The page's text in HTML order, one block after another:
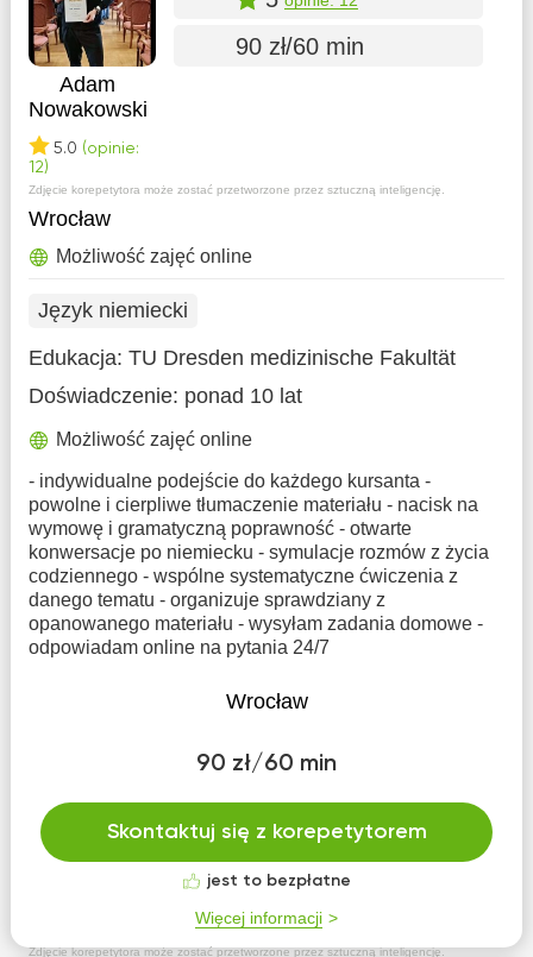
Adam
Nowakowski
5.0 (opinie:
12)
90 zł/60 min
Zdjęcie korepetytora może zostać przetworzone przez sztuczną inteligencję.
Zdjęcie korepetytora może zostać przetworzone przez sztuczną inteligencję.
Wrocław
Możliwość zajęć online
Język niemiecki
Edukacja: TU Dresden medizinische Fakultät
Doświadczenie: ponad 10 lat
Możliwość zajęć online
- indywidualne podejście do każdego kursanta -
powolne i cierpliwe tłumaczenie materiału - nacisk na
wymowę i gramatyczną poprawność - otwarte
konwersacje po niemiecku - symulacje rozmów z życia
codziennego - wspólne systematyczne ćwiczenia z
danego tematu - organizuje sprawdziany z
opanowanego materiału - wysyłam zadania domowe -
odpowiadam online na pytania 24/7
Wrocław
90 zł/60 min
Skontaktuj się z korepetytorem
jest to bezpłatne
Więcej informacji